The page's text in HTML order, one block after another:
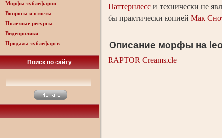
Морфы эублефаров
Вопросы и ответы
Полезные ресурсы
Видеоролики
Продажа эублефаров
Поиск по сайту
Паттернлесс и технически не
бы практически копией Мак
Описание морфы на
RAPTOR Creamsicle